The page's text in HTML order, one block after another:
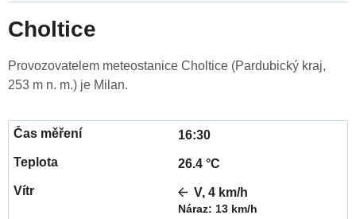
Choltice
Provozovatelem meteostanice Choltice (Pardubický kraj,
253 m n. m.) je Milan.
16:30
26.4 °C
V, 4 km/h
Náraz: 13 km/h